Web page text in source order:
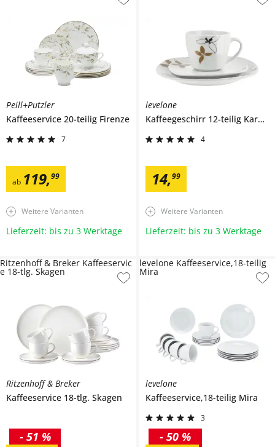
Peill+Putzler
Kaffeeservice 20-teilig Firenze
7
ab 119,99
Weitere Varianten
Lieferzeit: bis zu 3 Werktage
levelone
Kaffeegeschirr 12-teilig Karolina
4
14,99
Weitere Varianten
Lieferzeit: bis zu 3 Werktage
Ritzenhoff & Breker
Kaffeeservice 18-tlg. Skagen
- 51 %
Ritzenhoff & Breker Kaffeeservic
e 18-tlg. Skagen
levelone
Kaffeeservice,18-teilig Mira
3
- 50 %
levelone Kaffeeservice,18-teilig
Mira